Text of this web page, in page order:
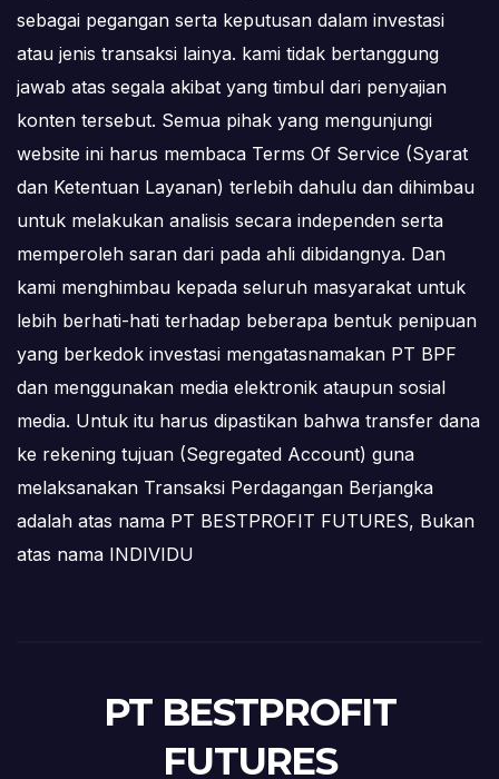
sebagai pegangan serta keputusan dalam investasi
atau jenis transaksi lainya. kami tidak bertanggung
jawab atas segala akibat yang timbul dari penyajian
konten tersebut. Semua pihak yang mengunjungi
website ini harus membaca Terms Of Service (Syarat
dan Ketentuan Layanan) terlebih dahulu dan dihimbau
untuk melakukan analisis secara independen serta
memperoleh saran dari pada ahli dibidangnya. Dan
kami menghimbau kepada seluruh masyarakat untuk
lebih berhati-hati terhadap beberapa bentuk penipuan
yang berkedok investasi mengatasnamakan PT BPF
dan menggunakan media elektronik ataupun sosial
media. Untuk itu harus dipastikan bahwa transfer dana
ke rekening tujuan (Segregated Account) guna
melaksanakan Transaksi Perdagangan Berjangka
adalah atas nama PT BESTPROFIT FUTURES, Bukan
atas nama INDIVIDU
PT BESTPROFIT
FUTURES